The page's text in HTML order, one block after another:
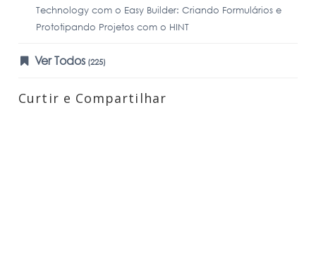
Technology com o Easy Builder: Criando Formulários e
Prototipando Projetos com o HINT
Ver Todos (225)
Curtir e Compartilhar